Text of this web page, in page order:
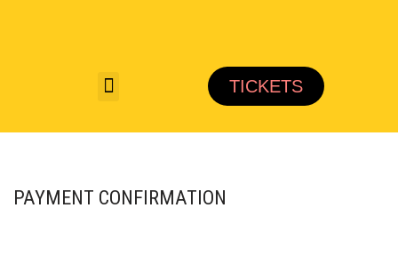
TICKETS
PAYMENT CONFIRMATION